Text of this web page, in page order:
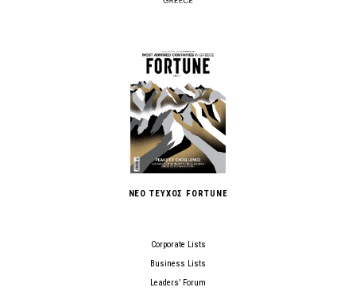
ΝΕΟ ΤΕΥΧΟΣ FORTUNE
Corporate Lists
Business Lists
Leaders’ Forum